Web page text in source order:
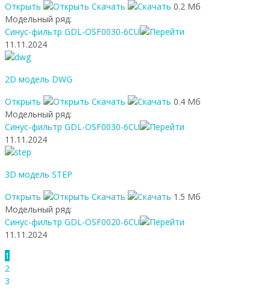
Открыть
Скачать
0.2 Мб
Модельный ряд:
Синус-фильтр GDL-OSF0030-6CU
11.11.2024
2D модель DWG
Открыть
Скачать
0.4 Мб
Модельный ряд:
Синус-фильтр GDL-OSF0030-6CU
11.11.2024
3D модель STEP
Открыть
Скачать
1.5 Мб
Модельный ряд:
Синус-фильтр GDL-OSF0020-6CU
11.11.2024
1
2
3